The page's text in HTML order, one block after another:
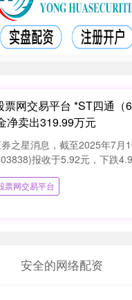
票网交易平台 *ST四通（
净卖出319.99万元
之星消息，截至2025年7月
报收于5.92元，下跌
票网交易平台
安全的网络配资